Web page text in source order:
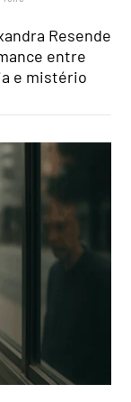
Resende
entre
e mistério